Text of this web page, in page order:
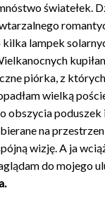
światełek.
lampek
piórka, z
wielką
obszycia
na
wizję. A ja
do mojego